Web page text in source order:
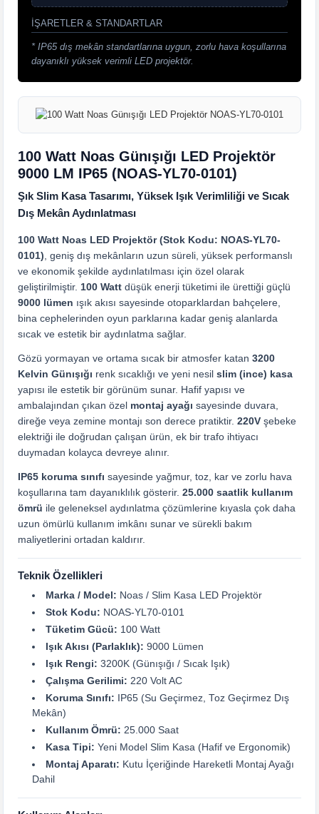
İŞARETLER & STANDARTLAR
* IP65 dış mekân standartlarına uygun, zorlu hava koşullarına
dayanıklı yüksek verimli LED projektör.
100 Watt Noas Günışığı LED Projektör
9000 LM IP65 (NOAS-YL70-0101)
Şık Slim Kasa Tasarımı, Yüksek Işık Verimliliği ve Sıcak
Dış Mekân Aydınlatması
100 Watt Noas LED Projektör (Stok Kodu: NOAS-YL70-
0101) , geniş dış mekânların uzun süreli, yüksek performanslı
ve ekonomik şekilde aydınlatılması için özel olarak
geliştirilmiştir. 100 Watt düşük enerji tüketimi ile ürettiği güçlü
9000 lümen ışık akısı sayesinde otoparklardan bahçelere,
bina cephelerinden oyun parklarına kadar geniş alanlarda
sıcak ve estetik bir aydınlatma sağlar.
Gözü yormayan ve ortama sıcak bir atmosfer katan 3200
Kelvin Günışığı renk sıcaklığı ve yeni nesil slim (ince) kasa
yapısı ile estetik bir görünüm sunar. Hafif yapısı ve
ambalajından çıkan özel montaj ayağı sayesinde duvara,
direğe veya zemine montajı son derece pratiktir. 220V şebeke
elektriği ile doğrudan çalışan ürün, ek bir trafo ihtiyacı
duymadan kolayca devreye alınır.
IP65 koruma sınıfı sayesinde yağmur, toz, kar ve zorlu hava
koşullarına tam dayanıklılık gösterir. 25.000 saatlik kullanım
ömrü ile geleneksel aydınlatma çözümlerine kıyasla çok daha
uzun ömürlü kullanım imkânı sunar ve sürekli bakım
maliyetlerini ortadan kaldırır.
Teknik Özellikleri
Marka / Model: Noas / Slim Kasa LED Projektör
Stok Kodu: NOAS-YL70-0101
Tüketim Gücü: 100 Watt
Işık Akısı (Parlaklık): 9000 Lümen
Işık Rengi: 3200K (Günışığı / Sıcak Işık)
Çalışma Gerilimi: 220 Volt AC
Koruma Sınıfı: IP65 (Su Geçirmez, Toz Geçirmez Dış
Mekân)
Kullanım Ömrü: 25.000 Saat
Kasa Tipi: Yeni Model Slim Kasa (Hafif ve Ergonomik)
Montaj Aparatı: Kutu İçeriğinde Hareketli Montaj Ayağı
Dahil